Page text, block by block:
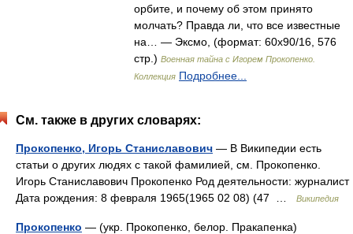
орбите, и почему об этом принято
молчать? Правда ли, что все известные
на… — Эксмо, (формат: 60x90/16, 576
стр.) Военная тайна с Игорем Прокопенко.
Коллекция Подробнее...
См. также в других словарях:
Прокопенко, Игорь Станиславович — В Википедии есть
статьи о других людях с такой фамилией, см. Прокопенко.
Игорь Станиславович Прокопенко Род деятельности: журналист
Дата рождения: 8 февраля 1965(1965 02 08) (47 …
Википедия
Прокопенко — (укр. Прокопенко, белор. Пракапенка)